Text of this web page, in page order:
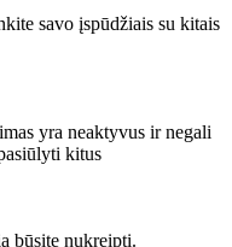
savo įspūdžiais su kitais
yra neaktyvus ir negali
kitus
būsite nukreipti.